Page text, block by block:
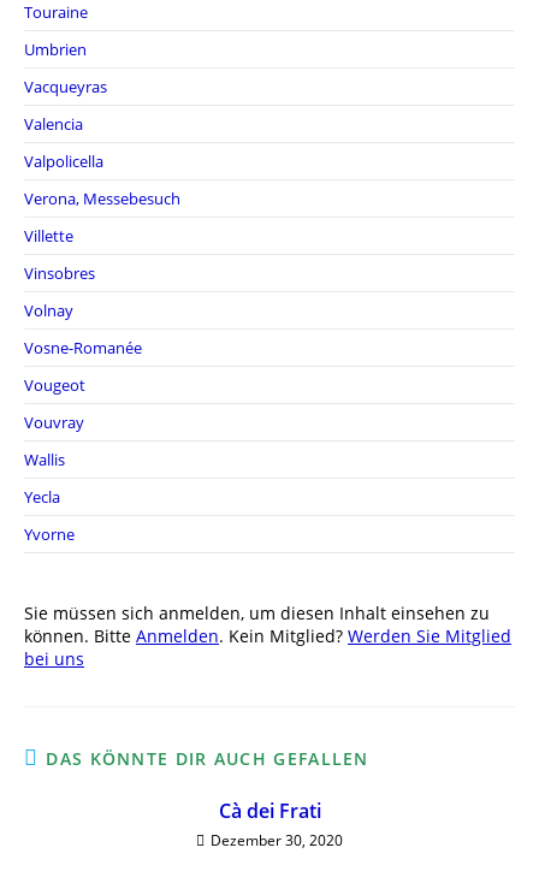
Touraine
Umbrien
Vacqueyras
Valencia
Valpolicella
Verona, Messebesuch
Villette
Vinsobres
Volnay
Vosne-Romanée
Vougeot
Vouvray
Wallis
Yecla
Yvorne
Sie müssen sich anmelden, um diesen Inhalt einsehen zu
können. Bitte Anmelden. Kein Mitglied? Werden Sie Mitglied
bei uns
DAS KÖNNTE DIR AUCH GEFALLEN
Cà dei Frati
Dezember 30, 2020